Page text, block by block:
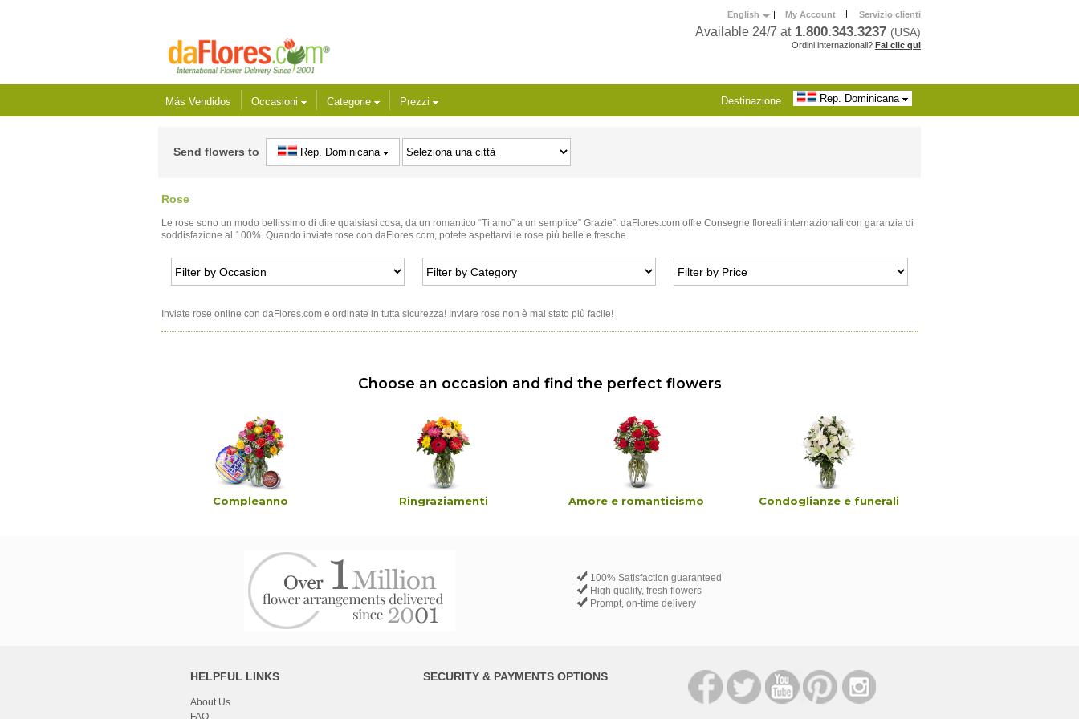
English | My Account | Servizio clienti
Available 24/7 at 1.800.343.3237 (USA)
Ordini internazionali? Fai clic qui
Más Vendidos Occasioni Categorie Prezzi Destinazione Rep. Dominicana
Send flowers to Rep. Dominicana
Rose
Le rose sono un modo bellissimo di dire qualsiasi cosa, da un romantico “Ti amo” a un semplice” Grazie”. daFlores.com offre Consegne floreali internazionali con garanzia di
soddisfazione al 100%. Quando inviate rose con daFlores.com, potete aspettarvi le rose più belle e fresche.
Inviate rose online con daFlores.com e ordinate in tutta sicurezza! Inviare rose non è mai stato più facile!
Choose an occasion and find the perfect flowers
Compleanno Ringraziamenti Amore e romanticismo Condoglianze e funerali
100% Satisfaction guaranteed
High quality, fresh flowers
Prompt, on-time delivery
HELPFUL LINKS
About Us
FAQ
SECURITY & PAYMENTS OPTIONS